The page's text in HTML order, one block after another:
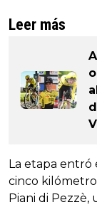
Leer más
La etapa entró
cinco
Piani di Pezzè,